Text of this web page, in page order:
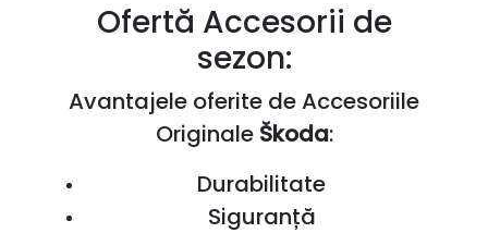
Ofertă Accesorii de
sezon:
Avantajele oferite de Accesoriile
Originale Škoda:
Durabilitate
Siguranță